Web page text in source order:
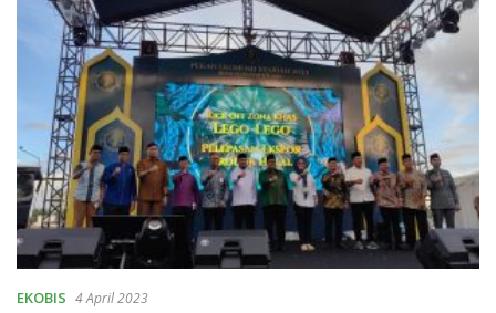
EKOBIS 4 April 2023